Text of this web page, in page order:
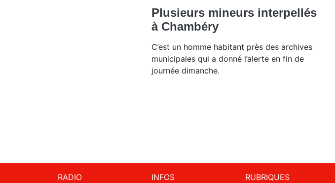
Plusieurs mineurs interpellés
à Chambéry
C’est un homme habitant près des archives
municipales qui a donné l’alerte en fin de
journée dimanche.
RADIO
INFOS
RUBRIQUES